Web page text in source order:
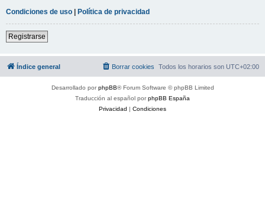
Condiciones de uso | Política de privacidad
Registrarse
Índice general Todos los horarios son UTC+02:00
Borrar cookies
Desarrollado porphpBB® Forum Software © phpBB Limited
Traducción al español porphpBB España
Privacidad | Condiciones